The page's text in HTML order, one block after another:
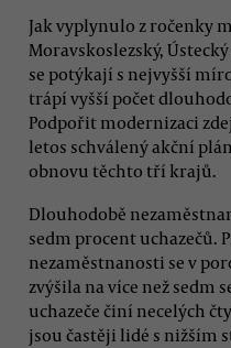
Jak vyplynulo z ročenky
Moravskoslezský,
se potýkají s nejvyšší
trápí vyšší počet
Podpořit modernizaci
letos schválený akční
obnovu těchto tří krajů.
Dlouhodobě
sedm procent uchazečů.
nezaměstnanosti se v
zvýšila na více než sedm
uchazeče činí necelých
jsou častěji lidé s nižším